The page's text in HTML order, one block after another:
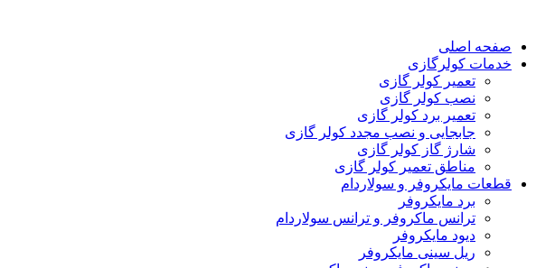
صفحه اصلی
خدمات کولرگازی
تعمیر کولر گازی
نصب کولر گازی
تعمیر برد کولر گازی
جابجایی و نصب مجدد کولر گازی
شارژ گاز کولر گازی
مناطق تعمیر کولر گازی
قطعات مایکروفر و سولاردام
برد مایکروفر
ترانس ماکروفر و ترانس سولاردام
دیود مایکروفر
ریل سینی مایکروفر